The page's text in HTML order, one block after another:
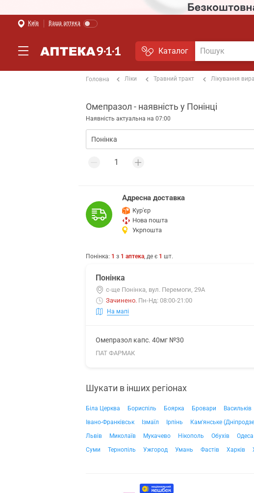
Київ Ваша аптека
Каталог
Головна Ліки Травний тракт Лікування
Омепразол - наявність у Понінці
Наявність актуальна на 07:00
Адресна доставка
Кур'єр
Нова пошта
Укрпошта
Понінка: 1 з 1 аптека, де є 1 шт.
Понінка
с-ще Понінка, вул. Перемоги, 29А
Зачинено. Пн-Нд: 08:00-21:00
На мапі
Омепразол капс. 40мг №30
ПАТ ФАРМАК
Шукати в інших регіонах
Біла Церква Бориспіль Боярка Бровари Васильків
Івано-Франківськ
Ізмаїл Ірпінь Кам'янське
Львів
Миколаїв Мукачево Нікополь Обухів Одеса
Суми
Тернопіль Ужгород Умань Фастів Харків